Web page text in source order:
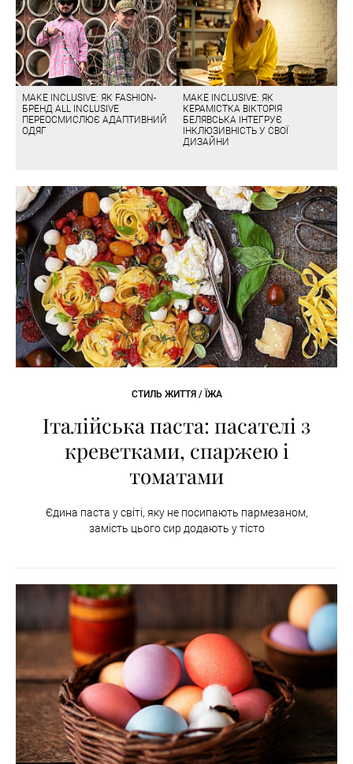
MAKE INCLUSIVE: ЯК FASHION-
БРЕНД ALL INCLUSIVE
ПЕРЕОСМИСЛЮЄ АДАПТИВНИЙ
ОДЯГ
MAKE INCLUSIVE: ЯК
КЕРАМІСТКА ВІКТОРІЯ
БЕЛЯВСЬКА ІНТЕГРУЄ
ІНКЛЮЗИВНІСТЬ У СВОЇ
ДИЗАЙНИ
СТИЛЬ ЖИТТЯ / ЇЖА
Італійська паста: пасателі з
креветками, спаржею і
томатами
Єдина паста у світі, яку не посипають пармезаном,
замість цього сир додають у тісто